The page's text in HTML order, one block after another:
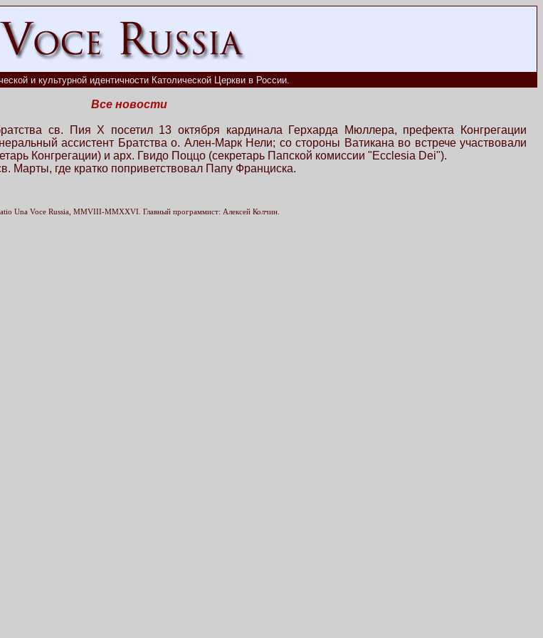
и культурной идентичности Католической Церкви в России.
Все новости
св. Пия X посетил 13 октября кардинала Герхарда Мюллера, префекта Конгрегации
ассистент Братства о. Ален-Марк Нели; со стороны Ватикана во встрече участвовали
Конгрегации) и арх. Гвидо Поццо (секретарь Папской комиссии "Ecclesia Dei").
Марты, где кратко поприветствовал Папу Франциска.
Una Voce Russia, MMVIII-MMXXVI. Главный программист: Алексей Колчин.